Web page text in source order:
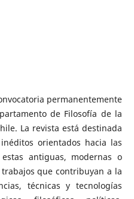
permanentemente
de Filosofía de la
La revista está destinada
orientados hacia las
antiguas, modernas o
que contribuyan a la
técnicas y tecnologías